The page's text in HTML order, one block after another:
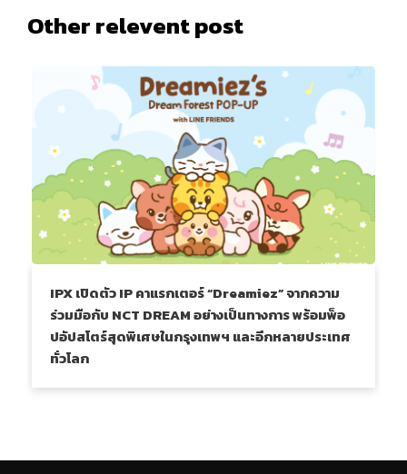
Other relevent post
IPX เปิดตัว IP คาแรกเตอร์ “Dreamiez” จากความ
ร่วมมือกับ NCT DREAM อย่างเป็นทางการ พร้อมพ็อ
ปอัปสโตร์สุดพิเศษในกรุงเทพฯ และอีกหลายประเทศ
ทั่วโลก